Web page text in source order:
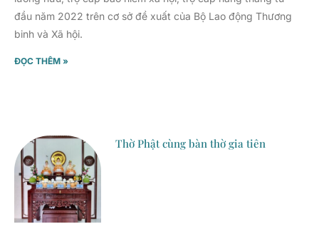
đầu năm 2022 trên cơ sở đề xuất của Bộ Lao động Thương
binh và Xã hội.
ĐỌC THÊM »
Thờ Phật cùng bàn thờ gia tiên